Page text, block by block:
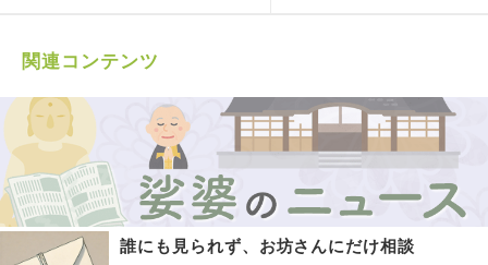
関連コンテンツ
誰にも見られず、お坊さんにだけ相談